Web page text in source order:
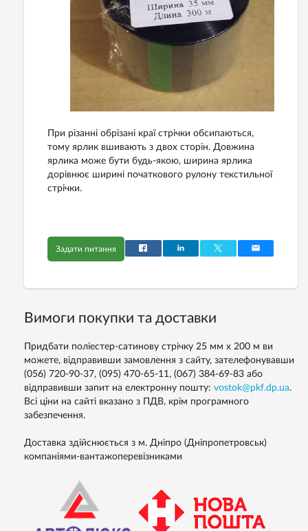
При різанні обрізані краї стрічки обсипаються,
тому ярлик вшивають з двох сторін. Довжина
ярлика може бути будь-якою, ширина ярлика
дорівнює ширині початкового рулону текстильної
стрічки.
Задати питання
Вимоги покупки та доставки
Придбати поліестер-сатинову стрічку 25 мм х 200 м ви
можете, відправивши замовлення з сайту, зателефонувавши
(056) 720-90-37, (095) 470-65-11, (067) 384-69-83 або
відправивши запит на електронну пошту: vostok@pkf.dp.ua.
Всі ціни на сайті вказано з ПДВ, крім програмного
забезпечення.
Доставка здійснюється з м. Дніпро (Дніпропетровськ)
компаніями-вантажоперевізниками